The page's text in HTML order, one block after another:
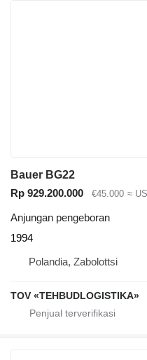
Bauer BG22
Rp 929.200.000
€45.000 ≈
Anjungan pengeboran
1994
Polandia, Zabolottsi
TOV «TEHBUDLOGISTIKA»